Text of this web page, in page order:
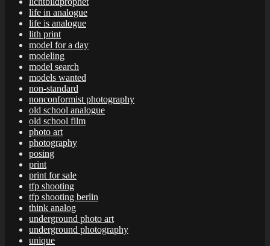
life in analogue
life is analogue
lith print
model for a day
modeling
model search
models wanted
non-standard
nonconformist photography
old school analogue
old school film
photo art
photography
posing
print
print for sale
tfp shooting
tfp shooting berlin
think analog
underground photo art
underground photography
unique